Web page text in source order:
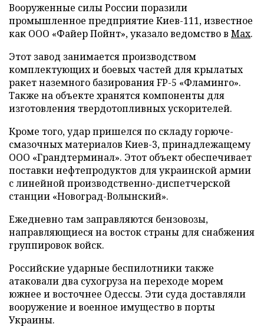
Вооруженные силы России поразили
промышленное предприятие Киев-111, известное
как ООО «Файер Пойнт», указало ведомство в Max.
Этот завод занимается производством
комплектующих и боевых частей для крылатых
ракет наземного базирования FP-5 «Фламинго».
Также на объекте хранятся компоненты для
изготовления твердотопливных ускорителей.
Кроме того, удар пришелся по складу горюче-
смазочных материалов Киев-3, принадлежащему
ООО «Грандтерминал». Этот объект обеспечивает
поставки нефтепродуктов для украинской армии
с линейной производственно-диспетчерской
станции «Новоград-Волынский».
Ежедневно там заправляются бензовозы,
направляющиеся на восток страны для снабжения
группировок войск.
Российские ударные беспилотники также
атаковали два сухогруза на переходе морем
южнее и восточнее Одессы. Эти суда доставляли
вооружение и военное имущество в порты
Украины.